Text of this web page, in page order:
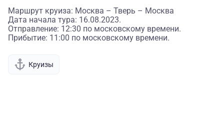
Маршрут круиза: Москва – Тверь – Москва
Дата начала тура: 16.08.2023.
Отправление: 12:30 по московскому времени.
Прибытие: 11:00 по московскому времени.
Круизы